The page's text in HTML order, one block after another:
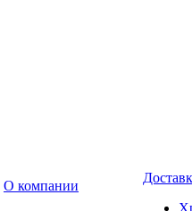
О компании